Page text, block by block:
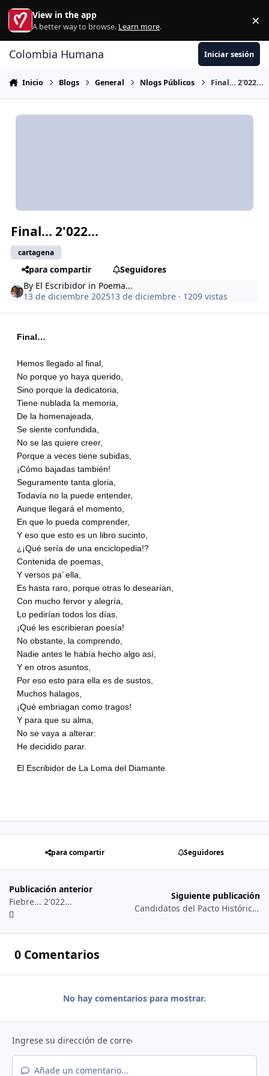
Ir al contenido
View in the app
A better way to browse. Learn more. ×
Colombia Humana Iniciar sesión
Inicio Blogs General Nlogs Públicos Final… 2'022...
Final… 2'022...
cartagena
para compartir
Seguidores
By El Escribidor in Poema...
13 de diciembre 202513 de diciembre · 1209 vistas
Final…
Hemos llegado al final,
No porque yo haya querido,
Sino porque la dedicatoria,
Tiene nublada la memoria,
De la homenajeada,
Se siente confundida,
No se las quiere creer,
Porque a veces tiene subidas,
¡Cómo bajadas también!
Seguramente tanta gloria,
Todavía no la puede entender,
Aunque llegará el momento,
En que lo pueda comprender,
Y eso que esto es un libro sucinto,
¿¡Qué sería de una enciclopedia!?
Contenida de poemas,
Y versos pa’ ella,
Es hasta raro, porque otras lo desearían,
Con mucho fervor y alegría,
Lo pedirían todos los días,
¡Qué les escribieran poesía!
No obstante, la comprendo,
Nadie antes le había hecho algo así,
Y en otros asuntos,
Por eso esto para ella es de sustos,
Muchos halagos,
¡Qué embriagan como tragos!
Y para que su alma,
No se vaya a alterar:
He decidido parar.
El Escribidor de La Loma del Diamante.
para compartir Seguidores
Publicación anterior
Fiebre... 2'022...
Siguiente publicación
Candidatos del Pacto Histórico al Congreso de La República...
0 Comentarios
No hay comentarios para mostrar.
Añade un comentario...